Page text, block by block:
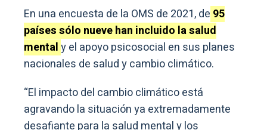
En una encuesta de la OMS de 2021, de 95
países sólo nueve han incluido la salud
mentaly el apoyo psicosocial en sus planes
nacionales de salud y cambio climático.
“El impacto del cambio climático está
agravando la situación ya extremadamente
desafiante para la salud mental y los